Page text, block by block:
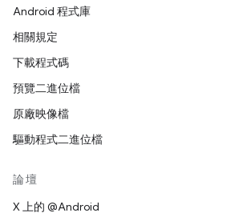
Android 程式庫
相關規定
下載程式碼
預覽二進位檔
原廠映像檔
驅動程式二進位檔
論壇
X 上的 @Android